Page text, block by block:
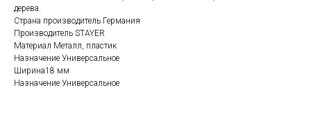
дерева.
Страна производитель Германия
Производитель STAYER
Материал Металл, пластик
Назначение Универсальное
Ширина18 мм
Назначение Универсальное